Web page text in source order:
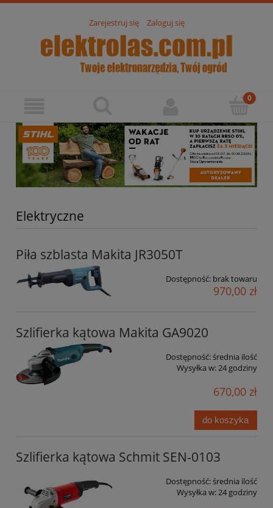
Zarejestruj się Zaloguj się
Elektryczne
Piła szblasta Makita JR3050T
Dostępność: brak towaru
970,00 zł
Szlifierka kątowa Makita GA9020
Dostępność:średnia ilość
Wysyłka w:24 godziny
670,00 zł
do koszyka
Szlifierka kątowa Schmit SEN-0103
Dostępność:średnia ilość
Wysyłka w:24 godziny